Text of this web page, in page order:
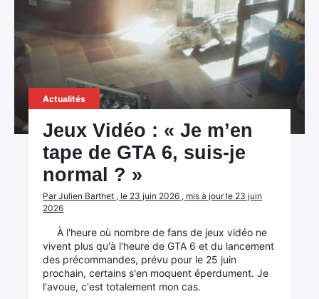
Actualités
Jeux Vidéo : « Je m’en
tape de GTA 6, suis-je
normal ? »
Par Julien Barthet , le 23 juin 2026 , mis à jour le 23 juin
2026
À l'heure où nombre de fans de jeux vidéo ne
vivent plus qu'à l'heure de GTA 6 et du lancement
des précommandes, prévu pour le 25 juin
prochain, certains s'en moquent éperdument. Je
l'avoue, c'est totalement mon cas.
Rechercher
: